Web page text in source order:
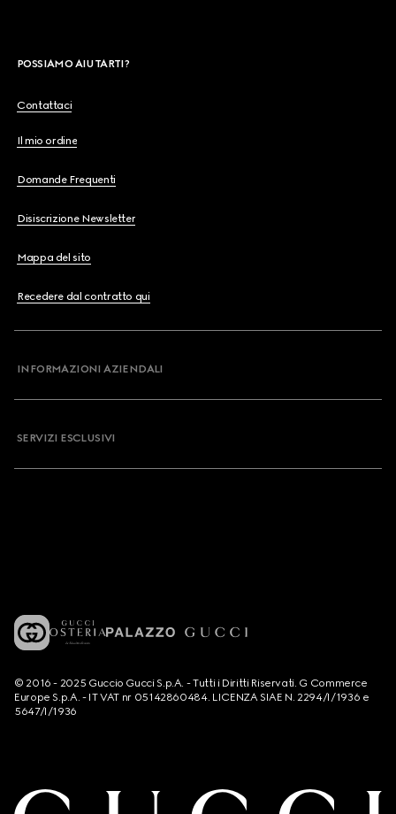
POSSIAMO AIUTARTI?
Contattaci
Il mio ordine
Domande Frequenti
Disiscrizione Newsletter
Mappa del sito
Recedere dal contratto qui
INFORMAZIONI AZIENDALI
SERVIZI ESCLUSIVI
© 2016 - 2025 Guccio Gucci S.p.A. - Tutti i Diritti Riservati. G Commerce
Europe S.p.A. - IT VAT nr 05142860484. LICENZA SIAE N. 2294/I/1936 e
5647/I/1936